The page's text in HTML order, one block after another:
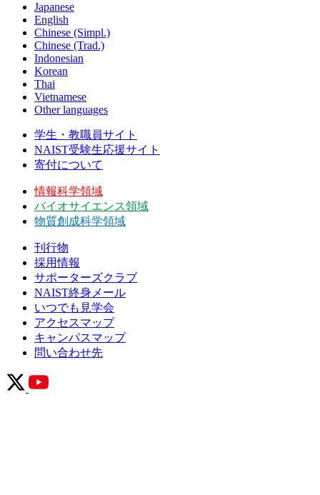
Japanese
English
Chinese (Simpl.)
Chinese (Trad.)
Indonesian
Korean
Thai
Vietnamese
Other languages
学生・教職員サイト
NAIST受験生応援サイト
寄付について
情報科学領域
バイオサイエンス領域
物質創成科学領域
刊行物
採用情報
サポーターズクラブ
NAIST終身メール
いつでも見学会
アクセスマップ
キャンパスマップ
問い合わせ先